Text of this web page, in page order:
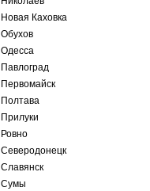
Новая Каховка
Обухов
Одесса
Павлоград
Первомайск
Полтава
Прилуки
Ровно
Северодонецк
Славянск
Сумы